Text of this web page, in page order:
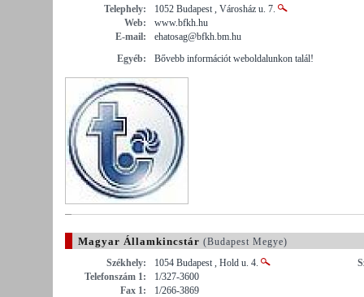
Telephely:
1052 Budapest , Városház u. 7.
Web:
www.bfkh.hu
E-mail:
ehatosag@bfkh.bm.hu
Egyéb:
Bővebb információt weboldalunkon talál!
Magyar Államkincstár (Budapest Megye)
Székhely:
1054 Budapest , Hold u. 4.
Telefonszám 1:
1/327-3600
Fax 1:
1/266-3869